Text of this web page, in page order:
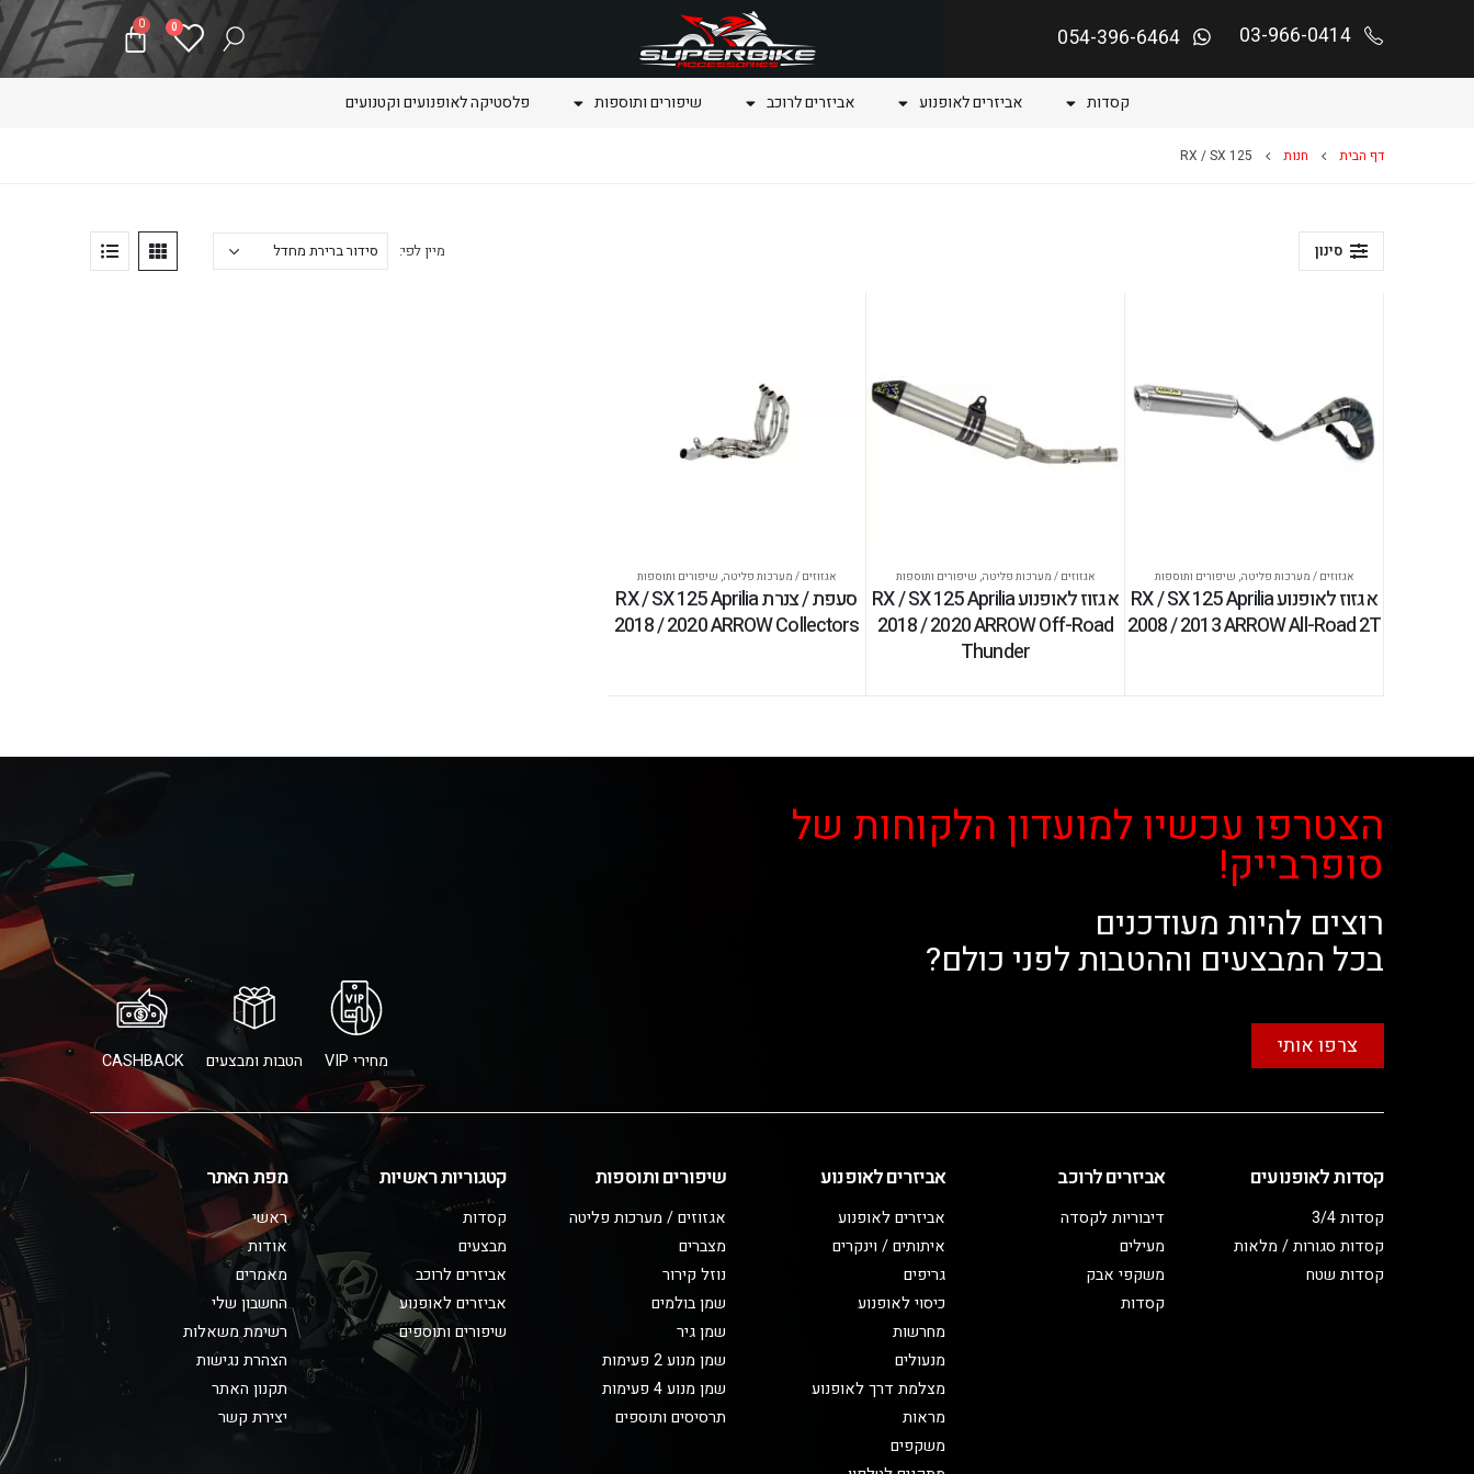
03-966-0414
054-396-6464
0
0
קסדות אביזרים לאופנוע אביזרים לרוכב שיפורים ותוספות פלסטיקה לאופנועים וקטנועים
דף הבית חנות RX / SX 125
סינון מיין לפי:
אגזוזים / מערכות פליטה, שיפורים ותוספות
אגזוז לאופנוע RX / SX 125 Aprilia
2008 / 2013 ARROW All-Road 2T
אגזוזים / מערכות פליטה, שיפורים ותוספות
אגזוז לאופנוע RX / SX 125 Aprilia
2018 / 2020 ARROW Off-Road
Thunder
אגזוזים / מערכות פליטה, שיפורים ותוספות
סעפת / צנרת RX / SX 125 Aprilia
2018 / 2020 ARROW Collectors
הצטרפו עכשיו למועדון הלקוחות של
סופרבייק!
רוצים להיות מעודכנים
בכל המבצעים וההטבות לפני כולם?
צרפו אותי
מחירי VIP הטבות ומבצעים CASHBACK
קסדות לאופנועים
קסדות 3/4
קסדות סגורות / מלאות
קסדות שטח
אביזרים לרוכב
דיבוריות לקסדה
מעילים
משקפי אבק
קסדות
אביזרים לאופנוע
אביזרים לאופנוע
איתותים / וינקרים
גריפים
כיסוי לאופנוע
מחרשות
מנעולים
מצלמת דרך לאופנוע
מראות
משקפים
שיפורים ותוספות
אגזוזים / מערכות פליטה
מצברים
נוזל קירור
שמן בולמים
שמן גיר
שמן מנוע 2 פעימות
שמן מנוע 4 פעימות
תרסיסים ותוספים
קטגוריות ראשיות
קסדות
מבצעים
אביזרים לרוכב
אביזרים לאופנוע
שיפורים ותוספים
מפת האתר
ראשי
אודות
מאמרים
החשבון שלי
רשימת משאלות
הצהרת נגישות
תקנון האתר
יצירת קשר